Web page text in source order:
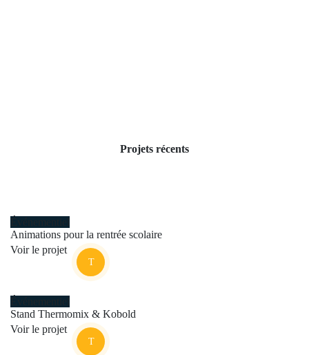
Projets récents
Animations pour la rentrée scolaire
Voir le projet
Stand Thermomix & Kobold
Voir le projet